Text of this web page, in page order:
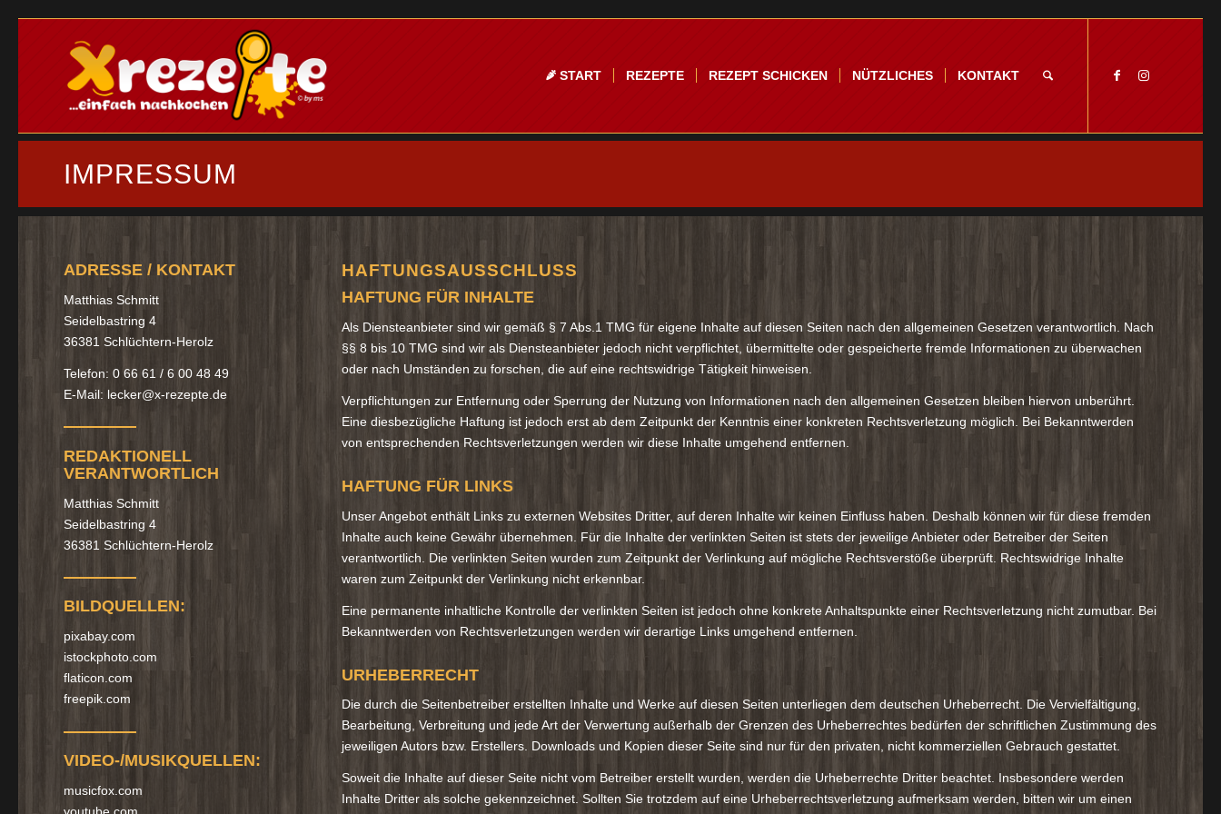
START REZEPTE REZEPT SCHICKEN NÜTZLICHES KONTAKT
IMPRESSUM
ADRESSE / KONTAKT
Matthias Schmitt
Seidelbastring 4
36381 Schlüchtern-Herolz
Telefon: 0 66 61 / 6 00 48 49
E-Mail: lecker@x-rezepte.de
REDAKTIONELL
VERANTWORTLICH
Matthias Schmitt
Seidelbastring 4
36381 Schlüchtern-Herolz
BILDQUELLEN:
pixabay.com
istockphoto.com
flaticon.com
freepik.com
VIDEO-/MUSIKQUELLEN:
musicfox.com
HAFTUNGSAUSSCHLUSS
HAFTUNG FÜR INHALTE
Als Diensteanbieter sind wir gemäß § 7 Abs.1 TMG für eigene Inhalte auf diesen Seiten nach den allgemeinen Gesetzen verantwortlich. Nach
§§ 8 bis 10 TMG sind wir als Diensteanbieter jedoch nicht verpflichtet, übermittelte oder gespeicherte fremde Informationen zu überwachen
oder nach Umständen zu forschen, die auf eine rechtswidrige Tätigkeit hinweisen.
Verpflichtungen zur Entfernung oder Sperrung der Nutzung von Informationen nach den allgemeinen Gesetzen bleiben hiervon unberührt.
Eine diesbezügliche Haftung ist jedoch erst ab dem Zeitpunkt der Kenntnis einer konkreten Rechtsverletzung möglich. Bei Bekanntwerden
von entsprechenden Rechtsverletzungen werden wir diese Inhalte umgehend entfernen.
HAFTUNG FÜR LINKS
Unser Angebot enthält Links zu externen Websites Dritter, auf deren Inhalte wir keinen Einfluss haben. Deshalb können wir für diese fremden
Inhalte auch keine Gewähr übernehmen. Für die Inhalte der verlinkten Seiten ist stets der jeweilige Anbieter oder Betreiber der Seiten
verantwortlich. Die verlinkten Seiten wurden zum Zeitpunkt der Verlinkung auf mögliche Rechtsverstöße überprüft. Rechtswidrige Inhalte
waren zum Zeitpunkt der Verlinkung nicht erkennbar.
Eine permanente inhaltliche Kontrolle der verlinkten Seiten ist jedoch ohne konkrete Anhaltspunkte einer Rechtsverletzung nicht zumutbar. Bei
Bekanntwerden von Rechtsverletzungen werden wir derartige Links umgehend entfernen.
URHEBERRECHT
Die durch die Seitenbetreiber erstellten Inhalte und Werke auf diesen Seiten unterliegen dem deutschen Urheberrecht. Die Vervielfältigung,
Bearbeitung, Verbreitung und jede Art der Verwertung außerhalb der Grenzen des Urheberrechtes bedürfen der schriftlichen Zustimmung des
jeweiligen Autors bzw. Erstellers. Downloads und Kopien dieser Seite sind nur für den privaten, nicht kommerziellen Gebrauch gestattet.
Soweit die Inhalte auf dieser Seite nicht vom Betreiber erstellt wurden, werden die Urheberrechte Dritter beachtet. Insbesondere werden
Inhalte Dritter als solche gekennzeichnet. Sollten Sie trotzdem auf eine Urheberrechtsverletzung aufmerksam werden, bitten wir um einen